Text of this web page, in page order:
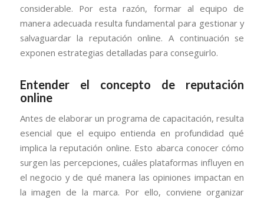
considerable. Por esta razón, formar al equipo de
manera adecuada resulta fundamental para gestionar y
salvaguardar la reputación online. A continuación se
exponen estrategias detalladas para conseguirlo.
Entender el concepto de reputación
online
Antes de elaborar un programa de capacitación, resulta
esencial que el equipo entienda en profundidad qué
implica la reputación online. Esto abarca conocer cómo
surgen las percepciones, cuáles plataformas influyen en
el negocio y de qué manera las opiniones impactan en
la imagen de la marca. Por ello, conviene organizar